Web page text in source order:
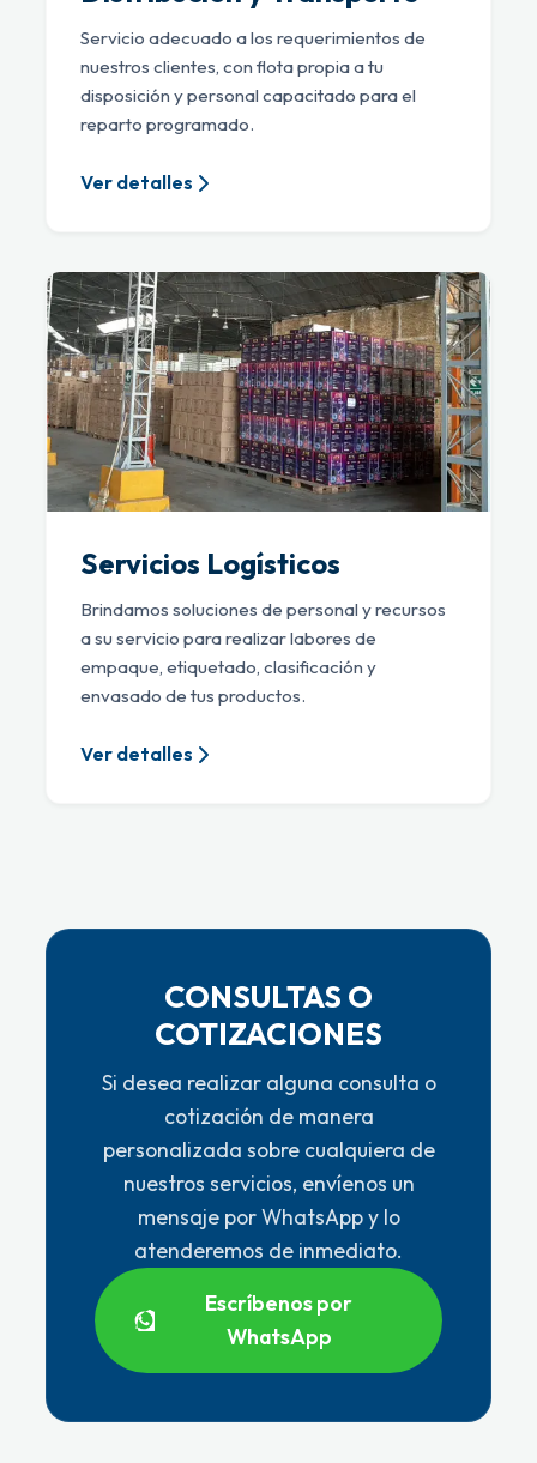
Servicio adecuado a los requerimientos de
nuestros clientes, con flota propia a tu
disposición y personal capacitado para el
reparto programado.
Ver detalles
Servicios Logísticos
Brindamos soluciones de personal y recursos
a su servicio para realizar labores de
empaque, etiquetado, clasificación y
envasado de tus productos.
Ver detalles
CONSULTAS O
COTIZACIONES
Si desea realizar alguna consulta o
cotización de manera
personalizada sobre cualquiera de
nuestros servicios, envíenos un
mensaje por WhatsApp y lo
atenderemos de inmediato.
Escríbenos por
WhatsApp